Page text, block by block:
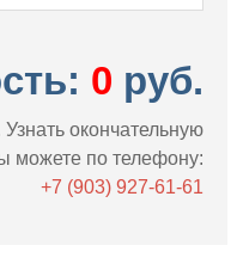
0 руб.
окончательную
можете по телефону:
+7 (903) 927-61-61